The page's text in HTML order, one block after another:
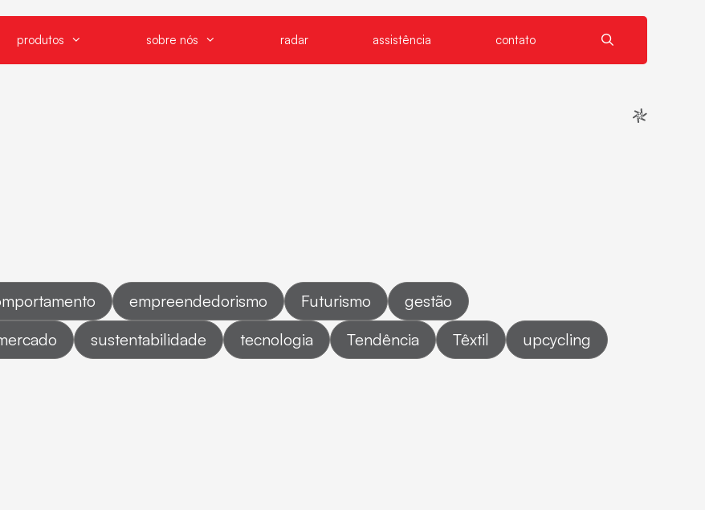
produtos sobre nós radar assistência contato
empreendedorismo Futurismo
gestão
sustentabilidade tecnologia Tendência Têxtil upcycling